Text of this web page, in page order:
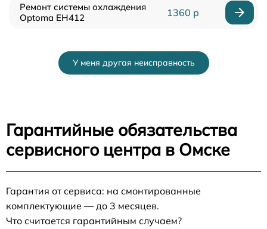
Ремонт системы охлаждения
Optoma EH412
1360 р
У меня другая неисправность
Гарантийные обязательства
сервисного центра в Омске
Гарантия от сервиса: на смонтированные
комплектующие — до 3 месяцев.
Что считается гарантийным случаем?